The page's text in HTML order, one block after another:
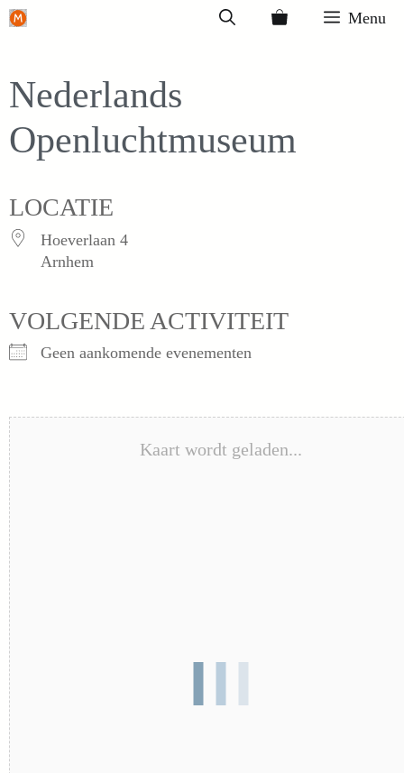
Ga
inhoud
Menu
Nederlands
Openluchtmuseum
LOCATIE
Hoeverlaan 4
Arnhem
VOLGENDE ACTIVITEIT
Geen aankomende evenementen
Kaart wordt geladen...